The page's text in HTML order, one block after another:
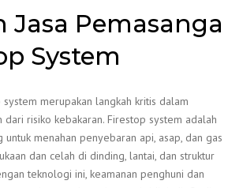
Jasa Pemasanga
System
merupakan langkah kritis dalam
dari risiko kebakaran. Firestop system adalah
untuk menahan penyebaran api, asap, dan gas
dan celah di dinding, lantai, dan struktur
teknologi ini, keamanan penghuni dan